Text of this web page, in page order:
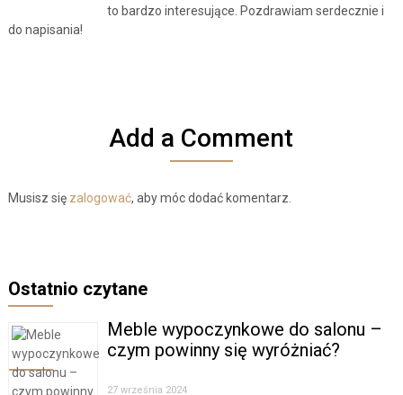
to bardzo interesujące. Pozdrawiam serdecznie i
do napisania!
Add a Comment
Musisz się zalogować, aby móc dodać komentarz.
Ostatnio czytane
Meble wypoczynkowe do salonu –
czym powinny się wyróżniać?
27 września 2024